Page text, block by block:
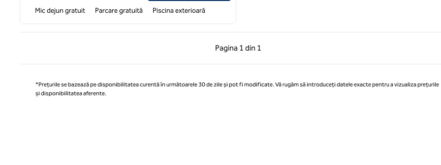
Mic dejun gratuit Parcare gratuită Piscina exterioară
Pagina 1 din 1
Pagina anterioară, 1 din 1
Pagina 1 din 1
*Prețurile se bazează pe disponibilitatea curentă în următoarele 30 de zile și pot fi modificate. Vă rugăm să introduceți datele exacte pentru a vizualiza prețurile
și disponibilitatea aferente.